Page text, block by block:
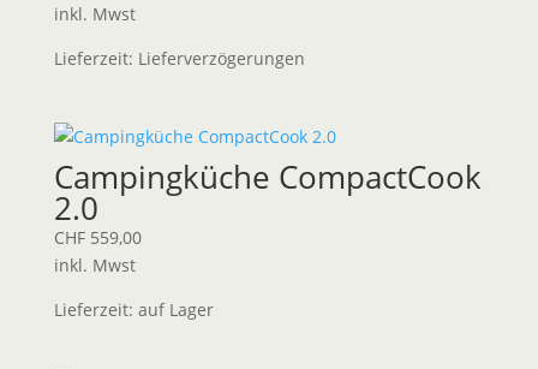
inkl. Mwst
Lieferzeit: Lieferverzögerungen
Campingküche CompactCook
2.0
CHF559,00
inkl. Mwst
Lieferzeit: auf Lager